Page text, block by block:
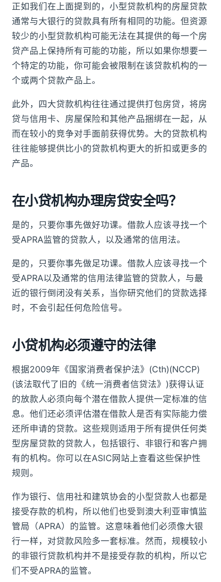
正如我们在上面提到的，小型贷款机构的房屋贷款
通常与大银行的贷款具有所有相同的功能。但资源
较少的小型贷款机构可能无法在其提供的每一个房
贷产品上保持所有可能的功能，所以如果你想要一
个特定的功能，你可能会被限制在该贷款机构的一
个或两个贷款产品上。
此外，四大贷款机构往往通过提供打包房贷，将房
贷与信用卡、房屋保险和其他产品捆绑在一起，从
而在较小的竞争对手面前获得优势。大的贷款机构
往往能够提供比小的贷款机构更大的折扣或更多的
产品。
在小贷机构办理房贷安全吗？
是的，只要你事先做好功课。借款人应该寻找一个
受APRA监管的贷款人，以及通常的信用法。
是的，只要你事先做足功课。借款人应该寻找一个
受APRA以及通常的信用法律监管的贷款人，与最
近的银行倒闭没有关系，当你研究他们的贷款选择
时，不会引起任何危险信号。
小贷机构必须遵守的法律
根据2009年《国家消费者保护法》(Cth)(NCCP)
(该法取代了旧的《统一消费者信贷法》)获得认证
的放款人必须向每个潜在借款人提供一定标准的信
息。他们还必须评估潜在借款人是否有实际能力偿
还所申请的贷款。这些规则适用于所有提供任何类
型房屋贷款的贷款人，包括银行、非银行和客户拥
有的机构。你可以在ASIC网站上查看这些保护性
规则。
作为银行、信用社和建筑协会的小型贷款人也都是
接受存款的机构，所以他们也受到澳大利亚审慎监
管局（APRA）的监管。这意味着他们必须像大银
行一样，对贷款风险多一套标准。然而，规模较小
的非银行贷款机构并不是接受存款的机构，所以它
们不受APRA的监管。